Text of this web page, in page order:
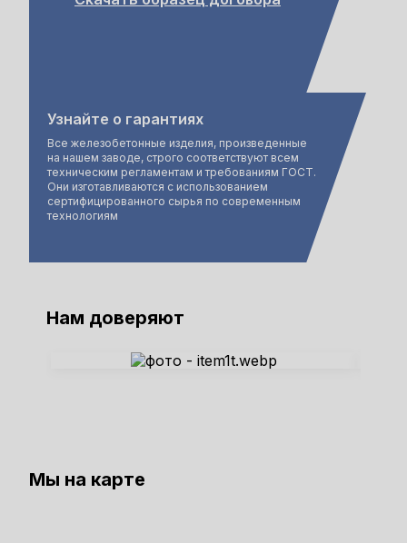
Узнайте о гарантиях
Все железобетонные изделия, произведенные
на нашем заводе, строго соответствуют всем
техническим регламентам и требованиям ГОСТ.
Они изготавливаются с использованием
сертифицированного сырья по современным
технологиям
Нам доверяют
Мы на карте